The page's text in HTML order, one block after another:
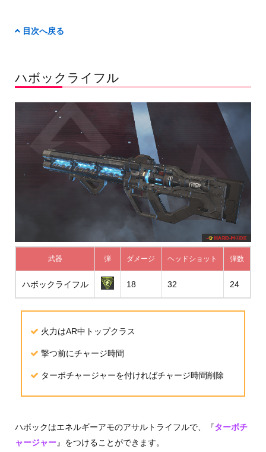
目次へ戻る
ハボックライフル
武器 弾 ダメージ ヘッドショット 弾数
ハボックライフル 18 32 24
火力はAR中トップクラス
撃つ前にチャージ時間
ターボチャージャーを付ければチャージ時間削除
ハボックはエネルギーアモのアサルトライフルで、『ターボチ
ャージャー』をつけることができます。